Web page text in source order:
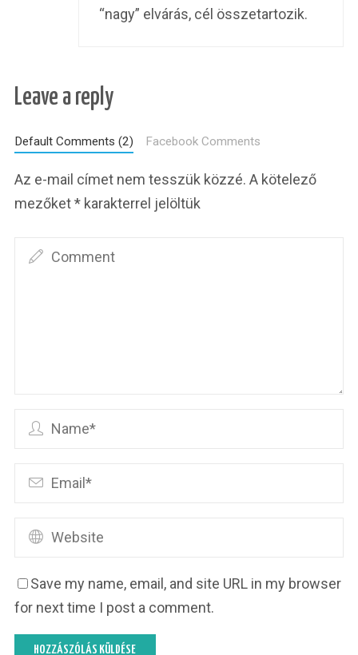
“nagy” elvárás, cél összetartozik.
Leave a reply
Default Comments (2) Facebook Comments
Az e-mail címet nem tesszük közzé. A kötelező
mezőket* karakterrel jelöltük
Save my name, email, and site URL in my browser
for next time I post a comment.